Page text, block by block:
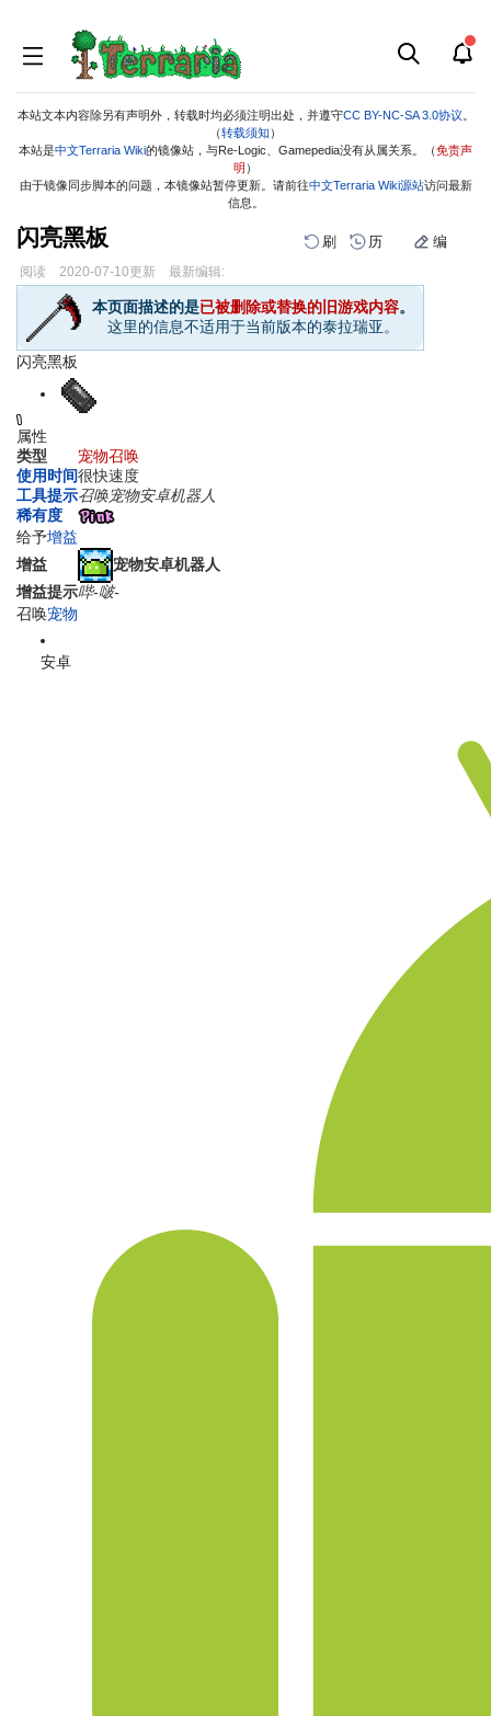
本站文本内容除另有声明外，转载时均必须注明出处，并遵守CC BY-NC-SA 3.0协议
（转载须知 ）
本站是中文Terraria Wiki的镜像站，与Re-Logic、Gamepedia没有从属关系。（免责声
明 ）
由于镜像同步脚本的问题，本镜像站暂停更新。请前往中文Terraria Wiki源站访问最新
信息。
闪亮黑板 刷 历 编
阅读 2020-07-10更新 最新编辑:
跳
导
航
跳
搜
索
本页面描述的是已被删除或替换的旧游戏内容。
这里的信息不适用于当前版本的泰拉瑞亚。
闪亮黑板
属性
类型
宠物召唤
使用时间很快速度
工具提示召唤宠物安卓机器人
稀有度
给予增益
增益
宠物安卓机器人
增益提示哔-啵-
召唤宠物
安卓